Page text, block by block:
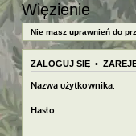
Więzienie
Nie masz uprawnień do
ZALOGUJ SIĘ •
Nazwa użytkownika:
Hasło: